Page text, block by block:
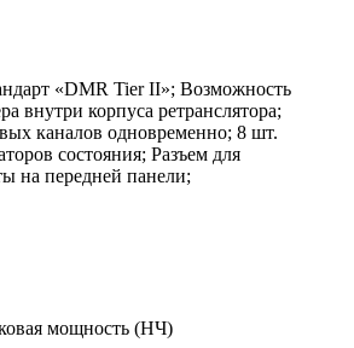
«DMR Tier II»; Возможность
внутри корпуса ретранслятора;
каналов одновременно; 8 шт.
состояния; Разъем для
на передней панели;
мощность (НЧ)